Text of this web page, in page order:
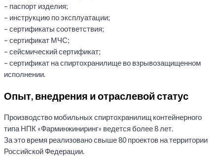
– паспорт изделия;
– инструкцию по эксплуатации;
– сертификаты соответствия;
– сертификат МЧС;
– сейсмический сертификат;
– сертификат на спиртохранилище во взрывозащищенном
исполнении.
Опыт, внедрения и отраслевой статус
Производство мобильных спиртохранилищ контейнерного
типа НПК «Фарминжиниринг» ведется более 8 лет.
За это время реализовано свыше 80 проектов на территории
Российской Федерации.